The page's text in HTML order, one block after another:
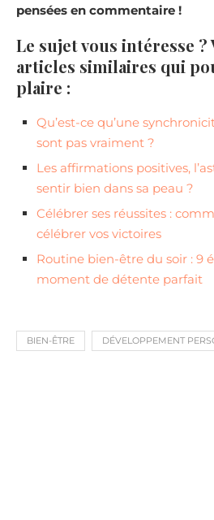
pensées en commentaire !
Le sujet vous intéresse ?
articles similaires qui
plaire :
Qu’est-ce qu’une
sont pas vraiment ?
Les affirmations positives,
sentir bien dans sa peau ?
Célébrer ses réussites :
célébrer vos victoires
Routine bien-être du soir : 9
moment de détente parfait
BIEN-ÊTRE DÉVELOPPEMENT